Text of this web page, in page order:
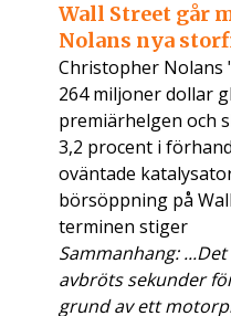
Wall Street går
Nolans nya
Christopher Nolans
264 miljoner dollar
premiärhelgen och
3,2 procent i
oväntade
börsöppning på
terminen stiger
Sammanhang:
avbröts sekunder
grund av ett